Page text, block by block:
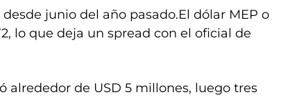
junio del año pasado.El dólar MEP o
lo que deja un spread con el oficial de
alrededor de USD 5 millones, luego tres